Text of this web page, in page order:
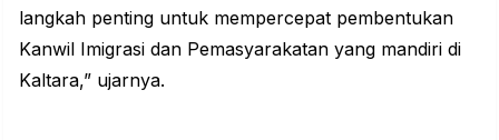
langkah penting untuk mempercepat pembentukan
Kanwil Imigrasi dan Pemasyarakatan yang mandiri di
Kaltara,” ujarnya.